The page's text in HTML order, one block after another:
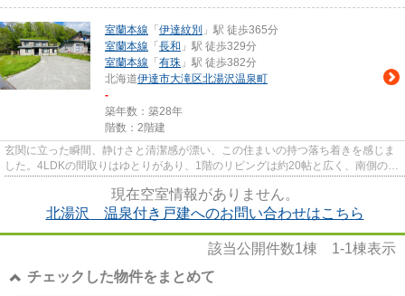
室蘭本線 「 伊達紋別 」駅 徒歩365分
室蘭本線 「 長和 」駅 徒歩329分
室蘭本線 「 有珠 」駅 徒歩382分
北海道伊達市大滝区北湯沢温泉町
-
築年数：築28年
階数：2階建
玄関に立った瞬間、静けさと清潔感が漂い、この住まいの持つ落ち着きを感じま
した。4LDKの間取りはゆとりがあり、1階のリビングは約20帖と広く、南側の窓
現在空室情報がありません。
北湯沢 温泉付き戸建へのお問い合わせはこちら
該当公開件数1棟 1-1棟表示
チェックした物件をまとめて